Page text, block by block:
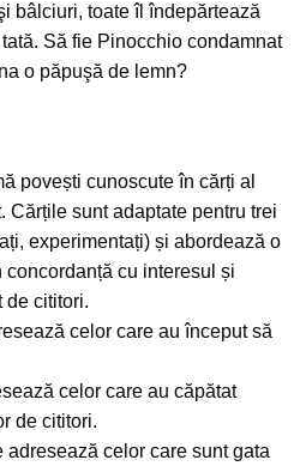
bâlciuri, toate îl îndepărtează
Să fie Pinocchio condamnat
o păpuşă de lemn?
povești cunoscute în cărți al
Cărțile sunt adaptate pentru trei
experimentați) și abordează o
cu interesul și
de cititori.
celor care au început să
celor care au căpătat
de cititori.
celor care sunt gata